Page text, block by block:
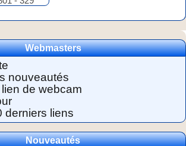
Webmasters
nouveautés
de webcam
derniers liens
Nouveautés